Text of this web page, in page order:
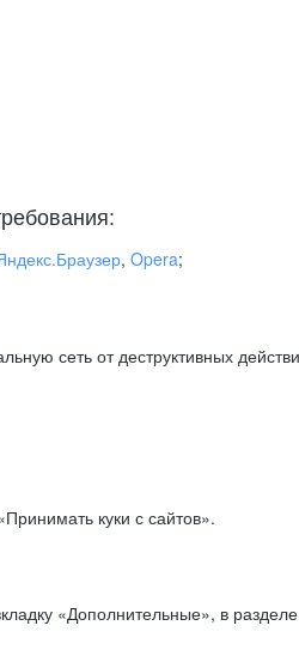
, Opera;
сеть от деструктивных
куки с сайтов».
«Дополнительные», в